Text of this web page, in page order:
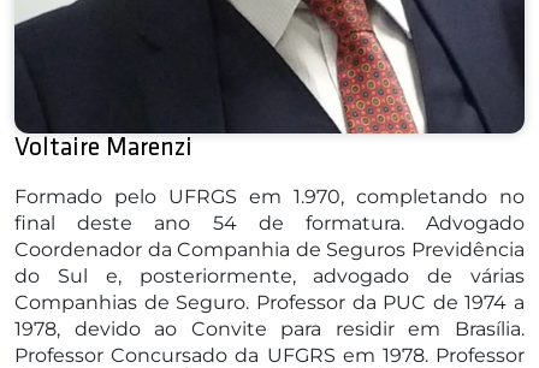
Voltaire Marenzi
Formado pelo UFRGS em 1.970, completando no
final deste ano 54 de formatura. Advogado
Coordenador da Companhia de Seguros Previdência
do Sul e, posteriormente, advogado de várias
Companhias de Seguro. Professor da PUC de 1974 a
1978, devido ao Convite para residir em Brasília.
Professor Concursado da UFGRS em 1978. Professor